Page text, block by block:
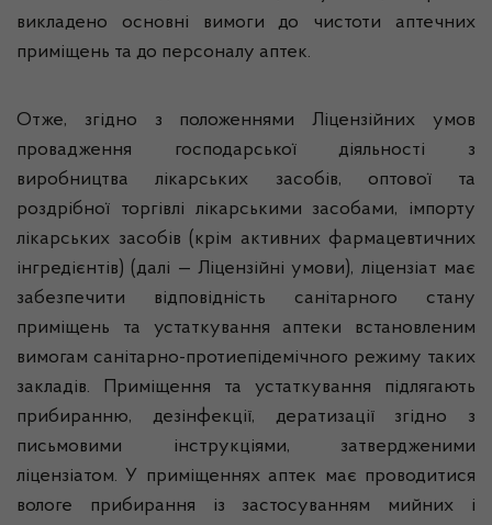
викладено основні вимоги до чистоти аптечних
приміщень та до персоналу аптек.
Отже, згідно з положеннями Ліцензійних умов
провадження господарської діяльності з
виробництва лікарських засобів, оптової та
роздрібної торгівлі лікарськими засобами, імпорту
лікарських засобів (крім активних фармацевтичних
інгредієнтів) (далі — Ліцензійні умови), ліцензіат має
забезпечити відповідність санітарного стану
приміщень та устаткування аптеки встановленим
вимогам санітарно-протиепідемічного режиму таких
закладів. Приміщення та устаткування підлягають
прибиранню, дез­інфекції, дератизації згідно з
письмовими інструкціями, затвердженими
ліцензіатом. У приміщеннях аптек має проводитися
вологе прибирання із застосуванням мийних і